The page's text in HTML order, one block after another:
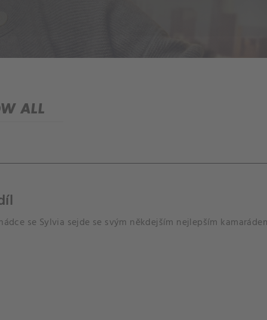
ALL
se Sylvia sejde se svým někdejším nejlepším